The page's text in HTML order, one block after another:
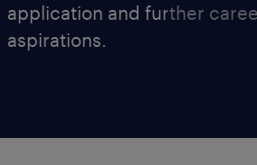
application and further
aspirations.